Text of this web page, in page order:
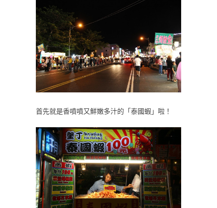
首先就是香噴噴又鮮嫩多汁的「泰國蝦」啦！